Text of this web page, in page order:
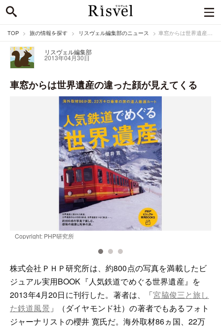
TOP 旅の情報を探す リスヴェル編集部のニュース 車窓からは世界遺産の違った顔が見えてくる
リスヴェル編集部
2013年04月30日
車窓からは世界遺産の違った顔が見えてくる
Copyright: PHP研究所
株式会社ＰＨＰ研究所は、約800点の写真を満載したビ
ジュアル実用BOOK『人気鉄道でめぐる世界遺産』を
2013年4月20日に刊行した。著者は、「宮脇俊三と旅し
た鉄道風景」（ダイヤモンド社）の著者でもあるフォト
ジャーナリストの櫻井 寛氏だ。海外取材86ヵ国、22万